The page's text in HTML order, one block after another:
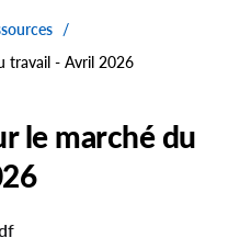
/
travail - Avril 2026
le marché du